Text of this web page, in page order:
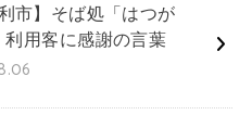
利市】そば処「はつが
用客に感謝の言葉